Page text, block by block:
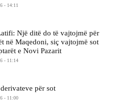
- 14:11
Një ditë do të vajtojmë për
në Maqedoni, siç vajtojmë sot
e Novi Pazarit
- 11:14
për sot
- 11:00